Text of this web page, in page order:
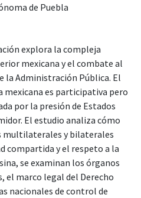
de Puebla
explora la compleja
mexicana y el combate al
la Administración Pública. El
es participativa pero
por la presión de Estados
El estudio analiza cómo
multilaterales y bilaterales
compartida y el respeto a la
se examinan los órganos
el marco legal del Derecho
nacionales de control de